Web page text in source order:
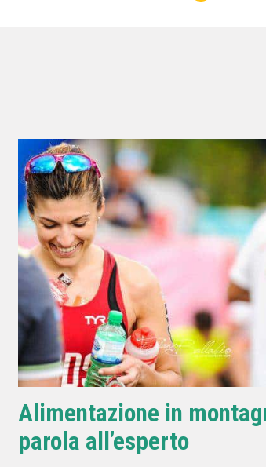
Alimentazione in
parola all’esperto